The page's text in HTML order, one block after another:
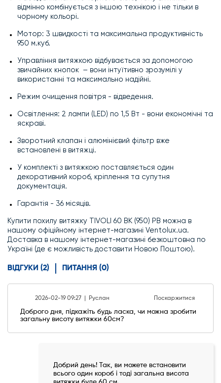
відмінно комбінується з іншою технікою і не тільки в
чорному кольорі.
Мотор: 3 швидкості та максимальна продуктивність
950 м.куб.
Управління витяжкою відбувається за допомогою
звичайних кнопок – вони інтуїтивно зрозумілі у
використанні та максимально надійні.
Режим очищення повітря - відведення.
Освітлення: 2 лампи (LED) по 1,5 Вт - вони економічні та
яскраві.
Зворотний клапан і алюмінієвий фільтр вже
встановлені в витяжці.
У комплекті з витяжкою поставляється один
декоративний короб, кріплення та супутня
документація.
Гарантія - 36 місяців.
Купити похилу витяжку TIVOLI 60 BK (950) PB можна в
нашому офіційному інтернет-магазині Ventolux.ua.
Доставка в нашому інтернет-магазині безкоштовна по
Україні (де є можливість доставити Новою Поштою).
ВІДГУКИ (2) ПИТАННЯ (0)
2026-02-19 09:27 | Руслан Поскаржитися
Доброго дня, підкажіть будь ласка, чи можна зробити
загальну висоту витяжки 60см?
Добрий день! Так, ви можете встановити
всього один короб і тоді загальна висота